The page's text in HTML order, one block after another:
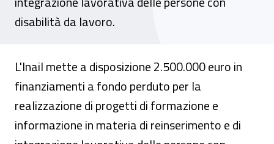
disabilità da lavoro.
L'Inail mette a disposizione 2.500.000 euro in
finanziamenti a fondo perduto per la
realizzazione di progetti di formazione e
informazione in materia di reinserimento e di